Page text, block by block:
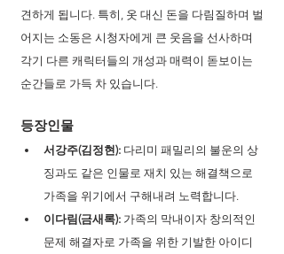
견하게 됩니다. 특히, 옷 대신 돈을 다림질하며 벌
어지는 소동은 시청자에게 큰 웃음을 선사하며
각기 다른 캐릭터들의 개성과 매력이 돋보이는
순간들로 가득 차 있습니다.
등장인물
서강주(김정현): 다리미 패밀리의 불운의 상
징과도 같은 인물로 재치 있는 해결책으로
가족을 위기에서 구해내려 노력합니다.
이다림(금새록): 가족의 막내이자 창의적인
문제 해결자로 가족을 위한 기발한 아이디